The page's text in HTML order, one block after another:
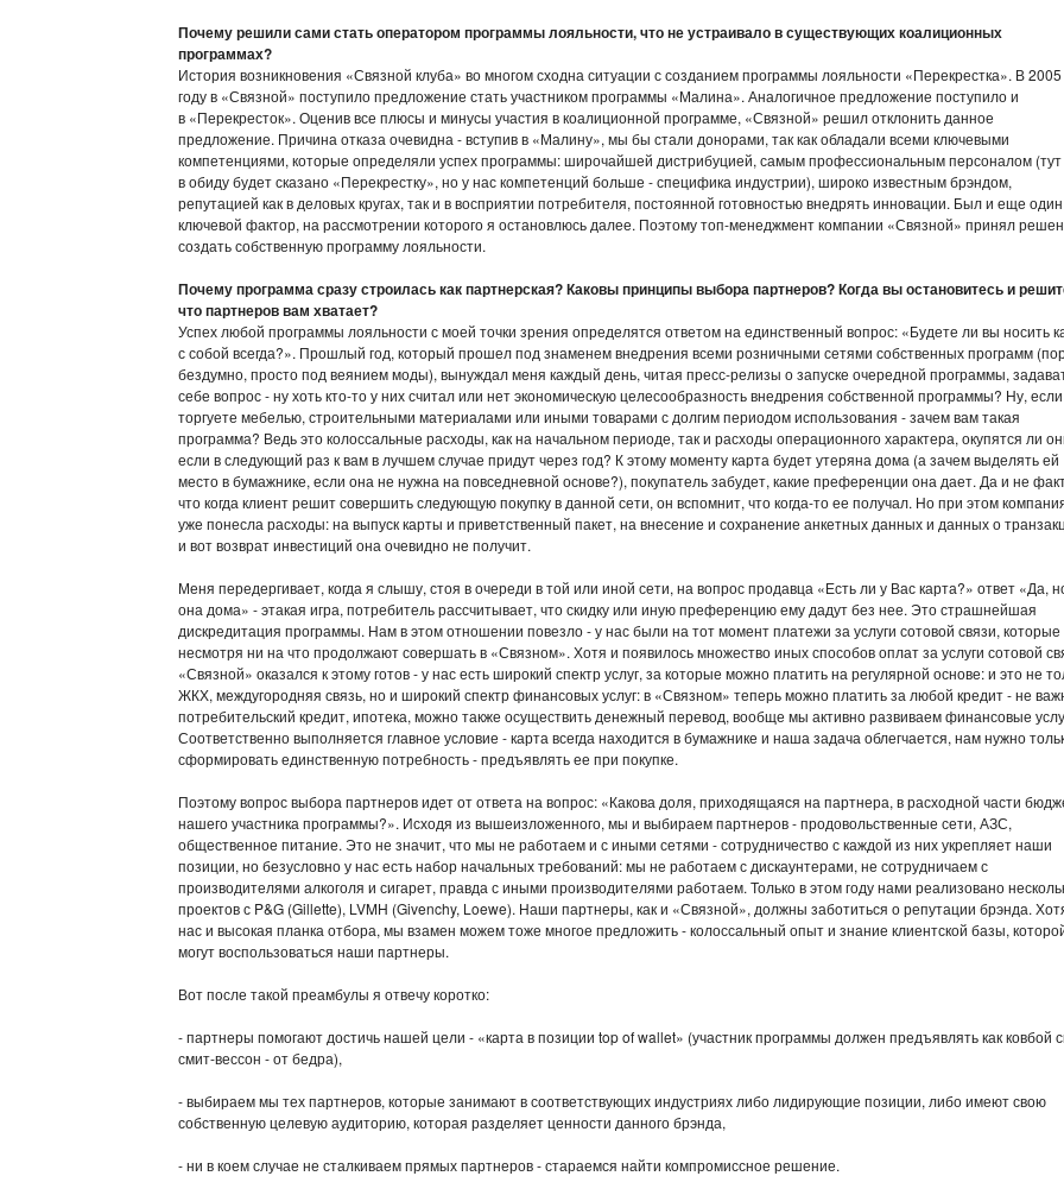
Почему решили сами стать оператором программы лояльности, что не устраивало в существующих коалиционных
программах?
История возникновения «Связной клуба» во многом сходна ситуации с созданием программы лояльности «Перекрестка». В 2005
году в «Связной» поступило предложение стать участником программы «Малина». Аналогичное предложение поступило и
в «Перекресток». Оценив все плюсы и минусы участия в коалиционной программе, «Связной» решил отклонить данное
предложение. Причина отказа очевидна - вступив в «Малину», мы бы стали донорами, так как обладали всеми ключевыми
компетенциями, которые определяли успех программы: широчайшей дистрибуцией, самым профессиональным персоналом (тут
в обиду будет сказано «Перекрестку», но у нас компетенций больше - специфика индустрии), широко известным брэндом,
репутацией как в деловых кругах, так и в восприятии потребителя, постоянной готовностью внедрять инновации. Был и еще один
ключевой фактор, на рассмотрении которого я остановлюсь далее. Поэтому топ-менеджмент компании «Связной» принял
создать собственную программу лояльности.
Почему программа сразу строилась как партнерская? Каковы принципы выбора партнеров? Когда вы остановитесь и
что партнеров вам хватает?
Успех любой программы лояльности с моей точки зрения определятся ответом на единственный вопрос: «Будете ли вы носить
с собой всегда?». Прошлый год, который прошел под знаменем внедрения всеми розничными сетями собственных программ
бездумно, просто под веянием моды), вынуждал меня каждый день, читая пресс-релизы о запуске очередной программы,
себе вопрос - ну хоть кто-то у них считал или нет экономическую целесообразность внедрения собственной программы? Ну,
торгуете мебелью, строительными материалами или иными товарами с долгим периодом использования - зачем вам такая
программа? Ведь это колоссальные расходы, как на начальном периоде, так и расходы операционного характера, окупятся ли
если в следующий раз к вам в лучшем случае придут через год? К этому моменту карта будет утеряна дома (а зачем выделять ей
место в бумажнике, если она не нужна на повседневной основе?), покупатель забудет, какие преференции она дает. Да и не
что когда клиент решит совершить следующую покупку в данной сети, он вспомнит, что когда-то ее получал. Но при этом
уже понесла расходы: на выпуск карты и приветственный пакет, на внесение и сохранение анкетных данных и данных о
и вот возврат инвестиций она очевидно не получит.
Меня передергивает, когда я слышу, стоя в очереди в той или иной сети, на вопрос продавца «Есть ли у Вас карта?» ответ «Да,
она дома» - этакая игра, потребитель рассчитывает, что скидку или иную преференцию ему дадут без нее. Это страшнейшая
дискредитация программы. Нам в этом отношении повезло - у нас были на тот момент платежи за услуги сотовой связи, которые
несмотря ни на что продолжают совершать в «Связном». Хотя и появилось множество иных способов оплат за услуги сотовой
«Связной» оказался к этому готов - у нас есть широкий спектр услуг, за которые можно платить на регулярной основе: и это не
ЖКХ, междугородняя связь, но и широкий спектр финансовых услуг: в «Связном» теперь можно платить за любой кредит - не
потребительский кредит, ипотека, можно также осуществить денежный перевод, вообще мы активно развиваем финансовые
Соответственно выполняется главное условие - карта всегда находится в бумажнике и наша задача облегчается, нам нужно
сформировать единственную потребность - предъявлять ее при покупке.
Поэтому вопрос выбора партнеров идет от ответа на вопрос: «Какова доля, приходящаяся на партнера, в расходной части
нашего участника программы?». Исходя из вышеизложенного, мы и выбираем партнеров - продовольственные сети, АЗС,
общественное питание. Это не значит, что мы не работаем и с иными сетями - сотрудничество с каждой из них укрепляет наши
позиции, но безусловно у нас есть набор начальных требований: мы не работаем с дискаунтерами, не сотрудничаем с
производителями алкоголя и сигарет, правда с иными производителями работаем. Только в этом году нами реализовано
проектов с P&G (Gillette), LVMH (Givenchy, Loewe). Наши партнеры, как и «Связной», должны заботиться о репутации брэнда.
нас и высокая планка отбора, мы взамен можем тоже многое предложить - колоссальный опыт и знание клиентской базы,
могут воспользоваться наши партнеры.
Вот после такой преамбулы я отвечу коротко:
- партнеры помогают достичь нашей цели - «карта в позиции top of wallet» (участник программы должен предъявлять как ковбой
смит-вессон - от бедра),
- выбираем мы тех партнеров, которые занимают в соответствующих индустриях либо лидирующие позиции, либо имеют свою
собственную целевую аудиторию, которая разделяет ценности данного брэнда,
- ни в коем случае не сталкиваем прямых партнеров - стараемся найти компромиссное решение.